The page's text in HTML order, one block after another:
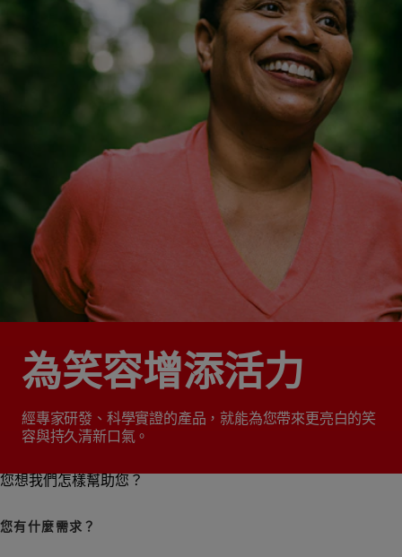
為笑容增添活力
經專家研發、科學實證的產品，就能為您帶來更亮白的笑
容與持久清新口氣。
您想我們怎樣幫助您？
您有什麼需求？